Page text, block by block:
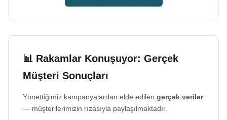
📊 Rakamlar Konuşuyor: Gerçek
Müşteri Sonuçları
Yönettiğimiz kampanyalardan elde edilen gerçek veriler
— müşterilerimizin rızasıyla paylaşılmaktadır.